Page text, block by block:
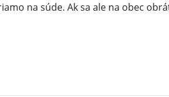
na súde. Ak sa ale na obec